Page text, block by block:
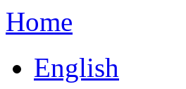
Home
English